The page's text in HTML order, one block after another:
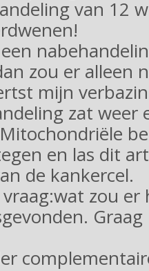
van 12
zou er alleen
mijn
zat weer
en las dit
de kankercel.
zou